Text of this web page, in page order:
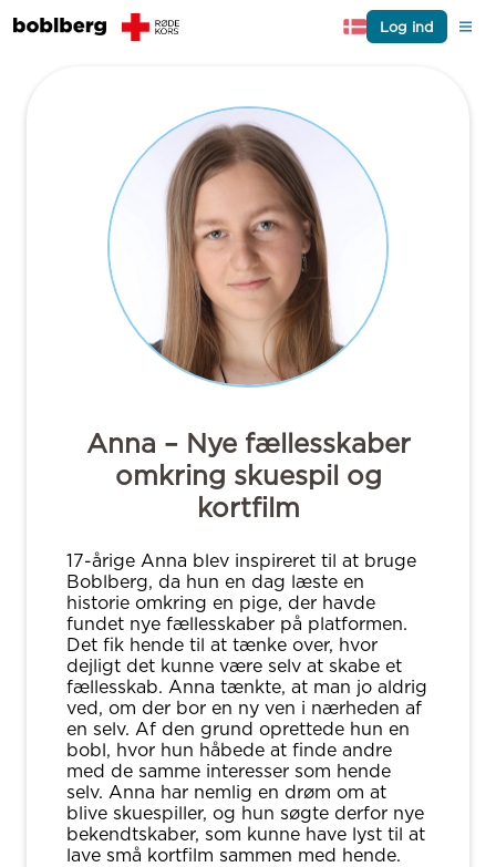
Log ind
Anna – Nye fællesskaber
omkring skuespil og
kortfilm
17-årige Anna blev inspireret til at bruge
Boblberg, da hun en dag læste en
historie omkring en pige, der havde
fundet nye fællesskaber på platformen.
Det fik hende til at tænke over, hvor
dejligt det kunne være selv at skabe et
fællesskab. Anna tænkte, at man jo aldrig
ved, om der bor en ny ven i nærheden af
en selv. Af den grund oprettede hun en
bobl, hvor hun håbede at finde andre
med de samme interesser som hende
selv. Anna har nemlig en drøm om at
blive skuespiller, og hun søgte derfor nye
bekendtskaber, som kunne have lyst til at
lave små kortfilm sammen med hende.